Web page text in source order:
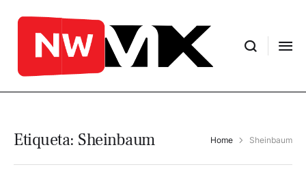
Etiqueta: Sheinbaum Home Sheinbaum